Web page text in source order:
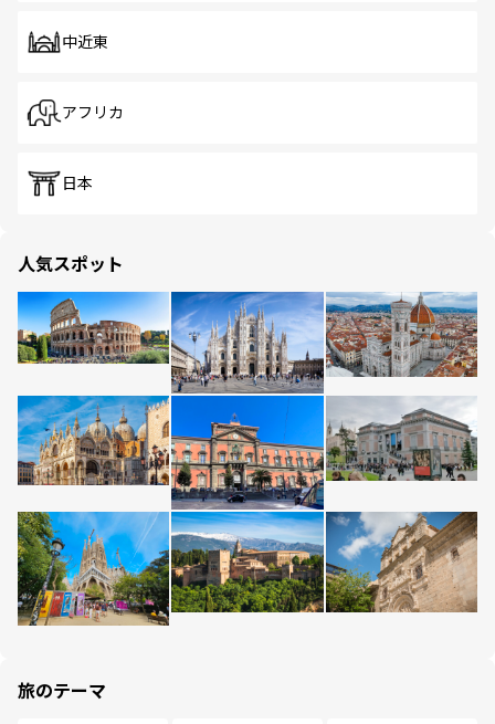
中近東
アフリカ
日本
人気スポット
旅のテーマ